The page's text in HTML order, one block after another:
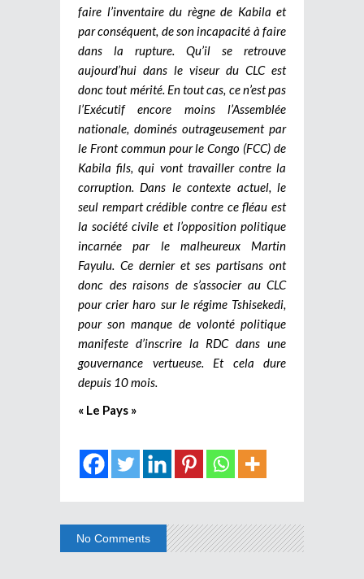
faire l’inventaire du règne de Kabila et
par conséquent, de son incapacité à faire
dans la rupture. Qu’il se retrouve
aujourd’hui dans le viseur du CLC est
donc tout mérité. En tout cas, ce n’est pas
l’Exécutif encore moins l’Assemblée
nationale, dominés outrageusement par
le Front commun pour le Congo (FCC) de
Kabila fils, qui vont travailler contre la
corruption. Dans le contexte actuel, le
seul rempart crédible contre ce fléau est
la société civile et l’opposition politique
incarnée par le malheureux Martin
Fayulu. Ce dernier et ses partisans ont
donc des raisons de s’associer au CLC
pour crier haro sur le régime Tshisekedi,
pour son manque de volonté politique
manifeste d’inscrire la RDC dans une
gouvernance vertueuse. Et cela dure
depuis 10 mois.
« Le Pays »
No Comments